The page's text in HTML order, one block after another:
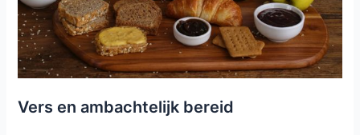
Vers en ambachtelijk bereid